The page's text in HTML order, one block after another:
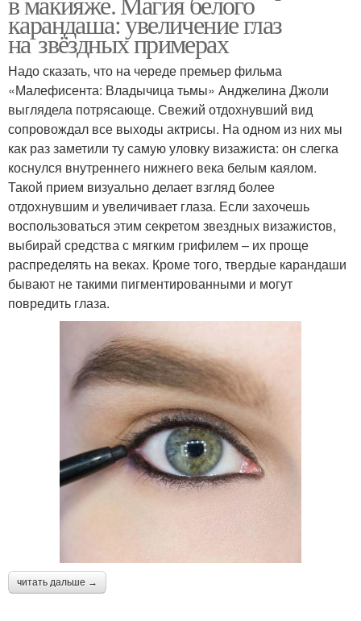
карандаша: увеличение глаз
на звёздных примерах
Надо сказать, что на череде премьер фильма
«Малефисента: Владычица тьмы» Анджелина Джоли
выглядела потрясающе. Свежий отдохнувший вид
сопровождал все выходы актрисы. На одном из них мы
как раз заметили ту самую уловку визажиста: он слегка
коснулся внутреннего нижнего века белым каялом.
Такой прием визуально делает взгляд более
отдохнувшим и увеличивает глаза. Если захочешь
воспользоваться этим секретом звездных визажистов,
выбирай средства с мягким грифилем – их проще
распределять на веках. Кроме того, твердые карандаши
бывают не такими пигментированными и могут
повредить глаза.
читать дальше →